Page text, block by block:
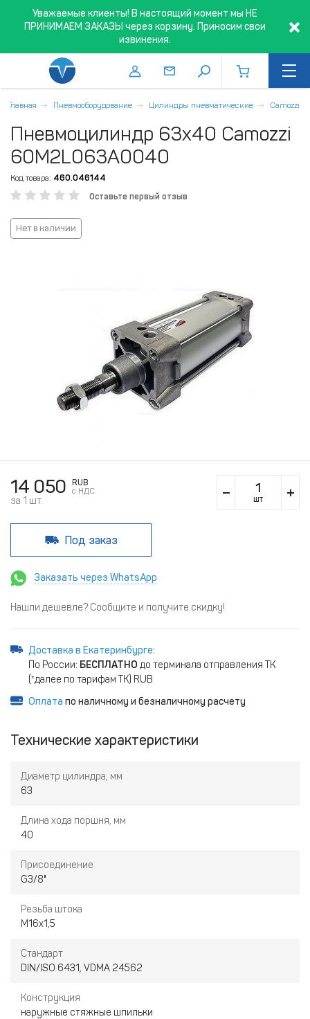
Уважаемые клиенты! В настоящий момент мы НЕ
ПРИНИМАЕМ ЗАКАЗЫ через корзину. Приносим свои
извинения.
Главная Пневмооборудование Цилиндры пневматические Camozzi
Пневмоцилиндр 63x40 Camozzi
60M2L063A0040
Код товара: 460.046144
Оставьте первый отзыв
Нет в наличии
14 050
RUB
c НДС
за 1 шт. шт
Под заказ
Заказать через WhatsApp
Нашли дешевле? Сообщите и получите скидку!
Доставка в Екатеринбурге:
По России: БЕСПЛАТНО до терминала отправления ТК
(*далее по тарифам ТК) RUB
Оплата по наличному и безналичному расчету
Технические характеристики
Диаметр цилиндра, мм
63
Длина хода поршня, мм
40
Присоединение
G3/8"
Резьба штока
M16x1,5
Стандарт
DIN/ISO 6431, VDMA 24562
Конструкция
наружные стяжные шпильки